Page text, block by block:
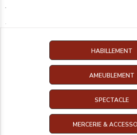
.
.
HABILLEMENT
AMEUBLEMENT
SPECTACLE
MERCERIE &